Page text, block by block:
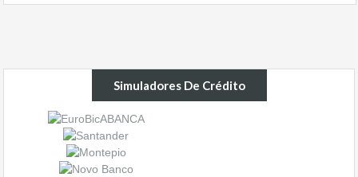
Simuladores De Crédito